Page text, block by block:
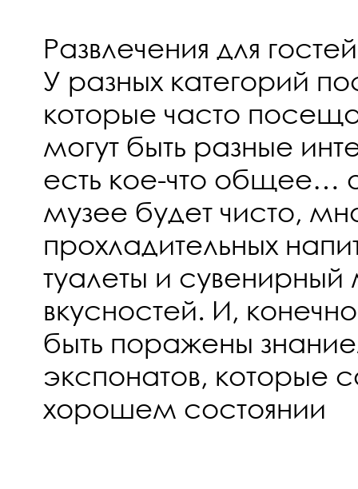
Развлечения для
У разных категорий
которые часто
могут быть разные
есть кое-что общее…
музее будет чисто,
прохладительных
туалеты и
вкусностей. И,
быть поражены
экспонатов, которые
хорошем состоянии